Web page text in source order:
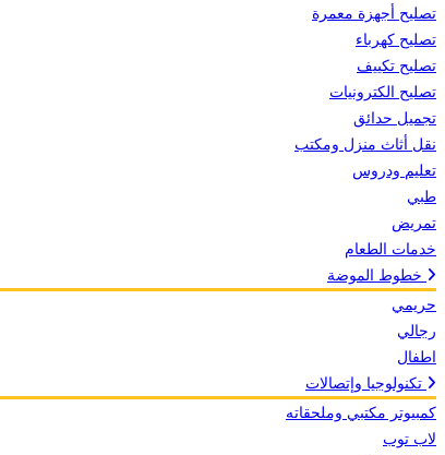
تصليح أجهزة معمرة
تصليح كهرباء
تصليح تكييف
تصليح الكترونيات
تجميل حدائق
نقل أثاث منزل ومكتب
تعليم ودروس
طبي
تمريض
خدمات الطعام
حريمي
رجالي
اطفال
كمبيوتر مكتبي وملحقاته
لاب توب